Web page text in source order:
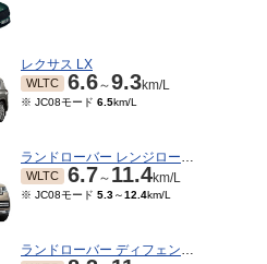
レクサス LX
WLTC 6.6～9.3km/L
※ JC08モード 6.5km/L
ランドローバー レンジローバー
WLTC 6.7～ 11.4km/L
※ JC08モード 5.3～12.4km/L
ランドローバー ディフェンダー